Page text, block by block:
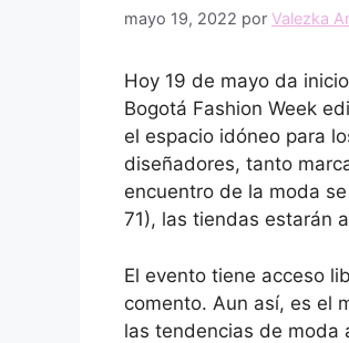
mayo 19, 2022 por Valezka
Hoy 19 de mayo da
Bogotá Fashion Week
el espacio idóneo para
diseñadores, tanto
encuentro de la moda
71), las tiendas estarán
El evento tiene acceso
comento. Aun así, es el
las tendencias de moda